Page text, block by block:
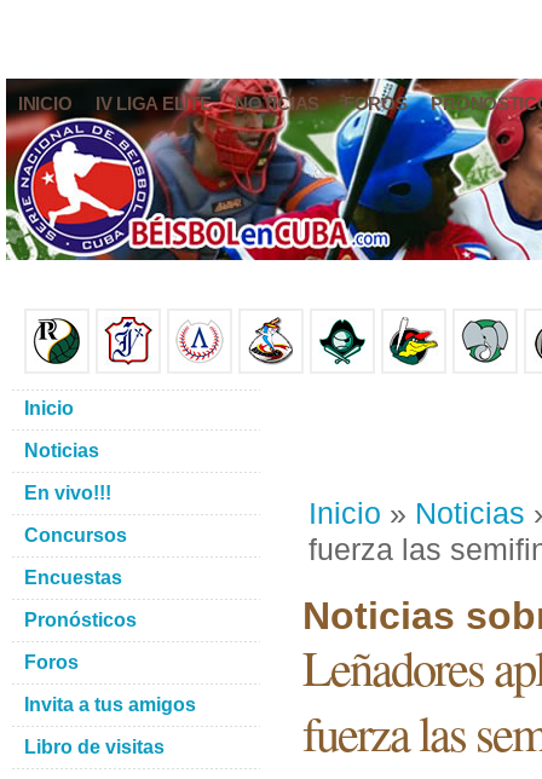
INICIO IV LIGA ELITE NOTICIAS FOROS
Inicio » Noticias
fuerza las
Noticias
Leñadores
fuerza las
Inicio
Noticias
En vivo!!!
Concursos
Encuestas
Pronósticos
Foros
Invita a tus amigos
Libro de visitas